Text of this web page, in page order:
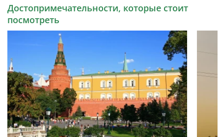
Достопримечательности, которые стоит
посмотреть